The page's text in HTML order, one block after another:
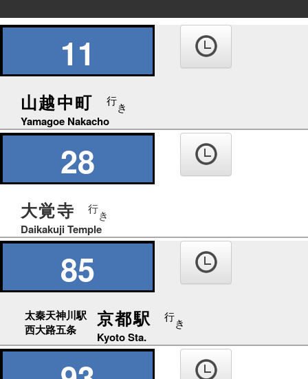
の
11
山越中町 行き
Yamagoe Nakacho
28
大覚寺 行き
Daikakuji Temple
85
太秦天神川駅
西大路五条
京都駅 行き
Kyoto Sta.